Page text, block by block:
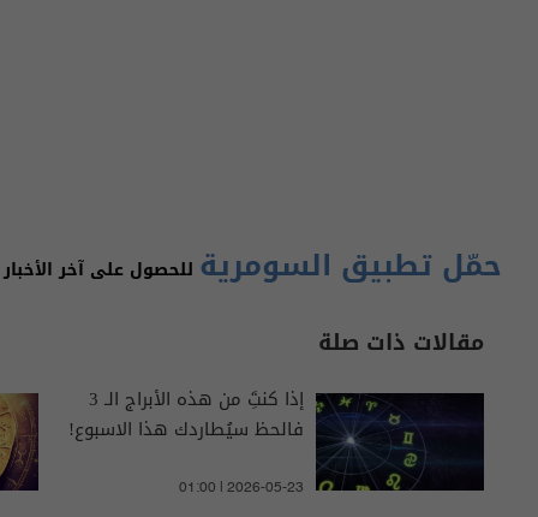
حمّل تطبيق السومرية للحصول على آخر
مقالات ذات صلة
إذا كنتَِ من هذه الأبراج الـ 3
فالحظ سيُطاردك هذا الاسبوع!
01:00 | 2026-05-23